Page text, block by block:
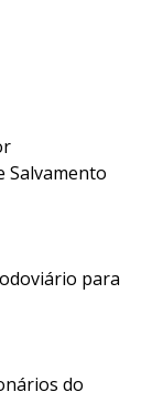
Salvamento
para
do